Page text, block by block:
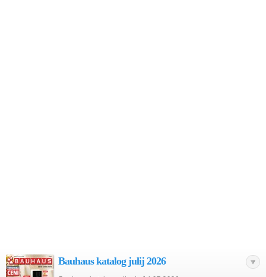
Bauhaus katalog julij 2026